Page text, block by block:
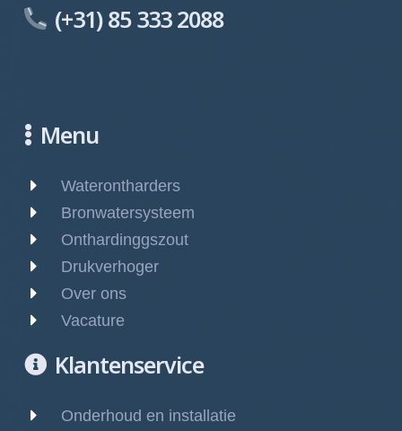
(+31) 85 333 2088
Menu
Waterontharders
Bronwatersysteem
Onthardinggszout
Drukverhoger
Over ons
Vacature
Klantenservice
Onderhoud en installatie